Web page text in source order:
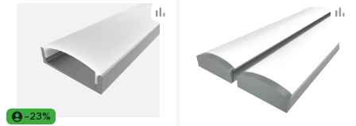
-23%